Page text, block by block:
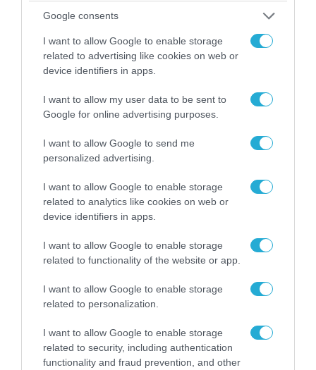
Google consents
I want to allow Google to enable storage
related to advertising like cookies on web or
device identifiers in apps.
I want to allow my user data to be sent to
Google for online advertising purposes.
I want to allow Google to send me
personalized advertising.
I want to allow Google to enable storage
related to analytics like cookies on web or
device identifiers in apps.
I want to allow Google to enable storage
related to functionality of the website or app.
I want to allow Google to enable storage
related to personalization.
I want to allow Google to enable storage
related to security, including authentication
functionality and fraud prevention, and other
ΠΟΛΙΤΙΚΗ
«Επιχείρηση ελεύθερα πεζοδρόμια» στην
Αθήνα: Απομακρύνθηκαν παράνομα
αντικείμενα από κοινόχρηστους χώρους